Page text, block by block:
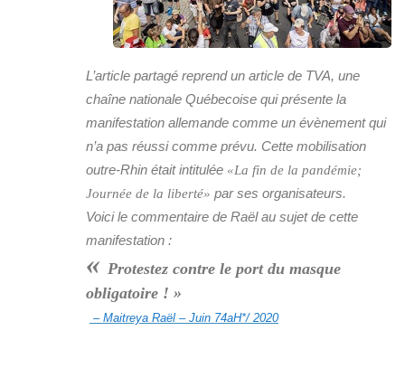
L’article partagé reprend un article de TVA, une
chaîne nationale Québecoise qui présente la
manifestation allemande comme un évènement qui
n’a pas réussi comme prévu. Cette mobilisation
outre-Rhin était intitulée «La fin de la pandémie;
Journée de la liberté» par ses organisateurs.
Voici le commentaire de Raël au sujet de cette
manifestation :
« Protestez contre le port du masque
obligatoire ! »
– Maitreya Raël – Juin 74aH*/ 2020